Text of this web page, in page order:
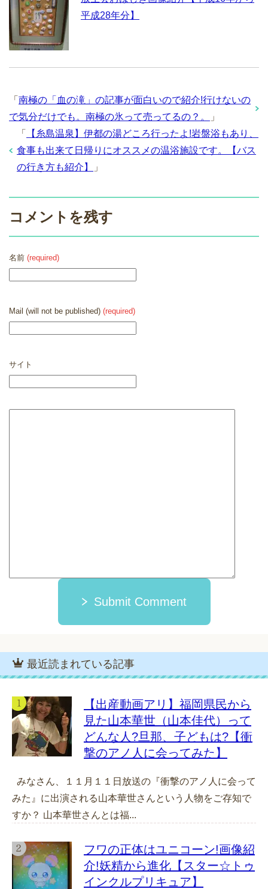
平成28年分】
「 南極の「血の滝」の記事が面白いので紹介!行けないの
で気分だけでも。南極の氷って売ってるの？。
」
「
【糸島温泉】伊都の湯どころ行ったよ!岩盤浴もあり、
食事も出来て日帰りにオススメの温浴施設です。【バス
の行き方も紹介】
」
コメントを残す
名前 (required)
Mail (will not be published) (required)
サイト
Submit Comment
最近読まれている記事
【出産動画アリ】福岡県民から
見た山本華世（山本佳代）って
どんな人?旦那、子どもは?【衝
撃のアノ人に会ってみた】
みなさん、１１月１１日放送の『衝撃のアノ人に会って
みた』に出演される山本華世さんという人物をご存知で
すか？ 山本華世さんとは福...
フワの正体はユニコーン!画像紹
介!妖精から進化【スター☆トゥ
インクルプリキュア】